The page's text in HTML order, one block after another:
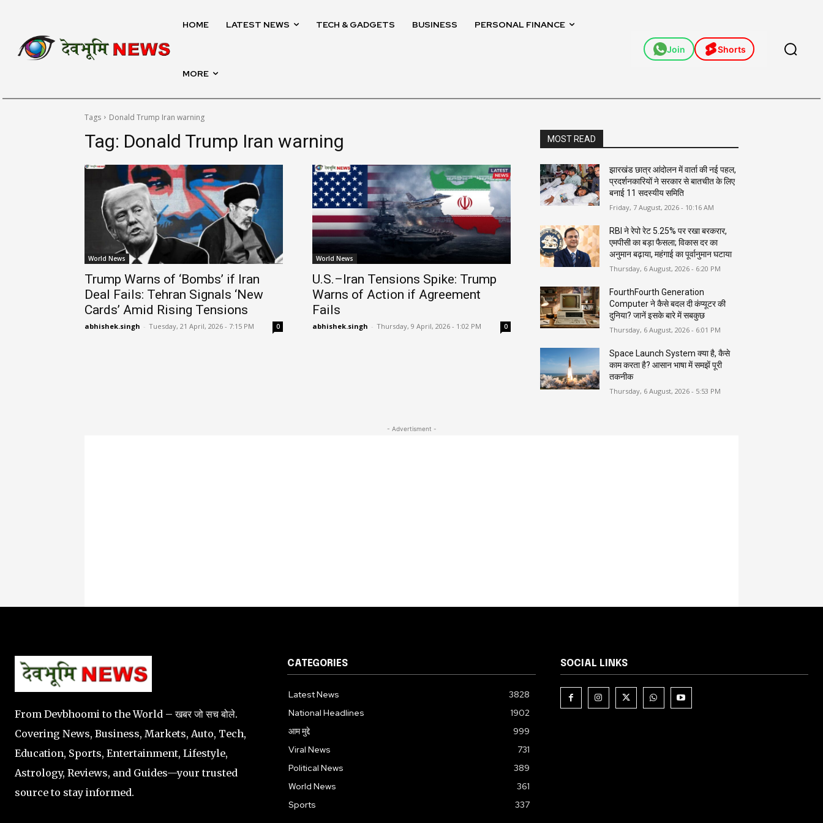
HOME LATEST NEWS TECH & GADGETS BUSINESS PERSONAL FINANCE
MORE
Join Shorts
Tags Donald Trump Iran warning
Tag: Donald Trump Iran warning
World News
Trump Warns of ‘Bombs’ if Iran
Deal Fails: Tehran Signals ‘New
Cards’ Amid Rising Tensions
abhishek.singh - Tuesday, 21 April, 2026 - 7:15 PM 0
World News
U.S.–Iran Tensions Spike: Trump
Warns of Action if Agreement
Fails
abhishek.singh - Thursday, 9 April, 2026 - 1:02 PM 0
MOST READ
झारखंड छात्र आंदोलन में वार्ता की नई पहल,
प्रदर्शनकारियों ने सरकार से बातचीत के लिए
बनाई 11 सदस्यीय समिति
Friday, 7 August, 2026 - 10:16 AM
RBI ने रेपो रेट 5.25% पर रखा बरकरार,
एमपीसी का बड़ा फैसला; विकास दर का
अनुमान बढ़ाया, महंगाई का पूर्वानुमान घटाया
Thursday, 6 August, 2026 - 6:20 PM
FourthFourth Generation
Computer ने कैसे बदल दी कंप्यूटर की
दुनिया? जानें इसके बारे में सबकुछ
Thursday, 6 August, 2026 - 6:01 PM
Space Launch System क्या है, कैसे
काम करता है? आसान भाषा में समझें पूरी
तकनीक
Thursday, 6 August, 2026 - 5:53 PM
- Advertisment -
From Devbhoomi to the World – खबर जो सच बोले.
Covering News, Business, Markets, Auto, Tech,
Education, Sports, Entertainment, Lifestyle,
Astrology, Reviews, and Guides—your trusted
source to stay informed.
CATEGORIES
Latest News
3828
National Headlines
1902
आम मुद्दे
999
Viral News
731
Political News
389
World News
361
Sports
337
SOCIAL LINKS